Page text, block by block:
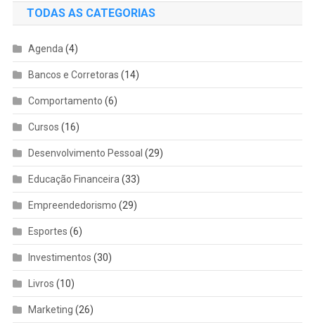
TODAS AS CATEGORIAS
Agenda (4)
Bancos e Corretoras (14)
Comportamento (6)
Cursos (16)
Desenvolvimento Pessoal (29)
Educação Financeira (33)
Empreendedorismo (29)
Esportes (6)
Investimentos (30)
Livros (10)
Marketing (26)